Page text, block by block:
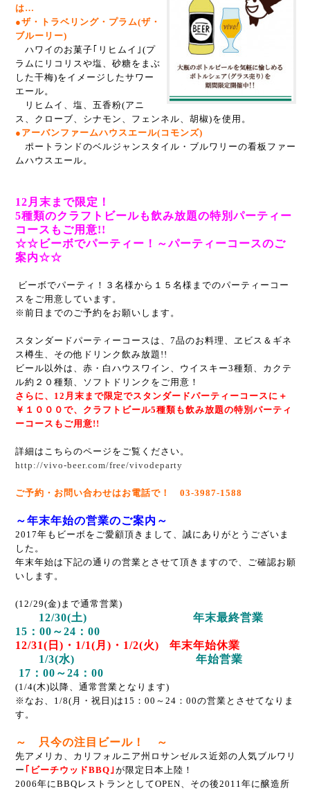
は…
●ザ・トラベリング・プラム(ザ・
ブルーリー)
ハワイのお菓子｢リヒムイ｣(プ
ラムにリコリスや塩、砂糖をまぶ
した干梅)をイメージしたサワー
エール。
リヒムイ、塩、五香粉(アニ
ス、クローブ、シナモン、フェンネル、胡椒)を使用。
●アーバンファームハウスエール(コモンズ)
ポートランドのベルジャンスタイル・ブルワリーの看板ファー
ムハウスエール。
12月末まで限定！
5種類のクラフトビールも飲み放題の特別パーティー
コースもご用意!!
☆☆ビーボでパーティー！～パーティーコースのご
案内☆☆
ビーボでパーティ！ ３名様から１５名様までのパーティーコー
スをご用意しています。
※前日までのご予約をお願いします。
スタンダードパーティーコースは、7品のお料理、 ヱビス＆ギネ
ス樽生、その他ドリンク飲み放題!!
ビール以外は、赤・白ハウスワイン、ウイスキー3種類、 カクテ
ル約２０種類、ソフトドリンクをご用意！
さらに、12月末まで限定でスタンダードパーティーコースに＋
￥１０００で、 クラフトビール5種類も飲み放題の特別パーティ
ーコースもご用意!!
詳細はこちらのページをご覧ください。
http://vivo-beer.com/free/vivodeparty
ご予約・お問い合わせはお電話で！ 03-3987-1588
～年末年始の営業のご案内～
2017年もビーボをご愛顧頂きまして、誠にありがとうございま
した。
年末年始は下記の通りの営業とさせて頂きますので、ご確認お願
いします。
(12/29(金)まで通常営業)
12/30(土) 年末最終営業
15：00～24：00
12/31(日)・1/1(月)・1/2(火) 年末年始休業
1/3(水) 年始営業
17：00～24：00
(1/4(木)以降、通常営業となります)
※なお、1/8(月・祝日)は15：00～24：00の営業とさせてなりま
す。
～ 只今の注目ビール！ ～
先アメリカ、カリフォルニア州ロサンゼルス近郊の人気ブルワリ
ー ｢ビーチウッドBBQ｣ が限定日本上陸！
2006年にBBQレストランとしてOPEN、その後2011年に醸造所